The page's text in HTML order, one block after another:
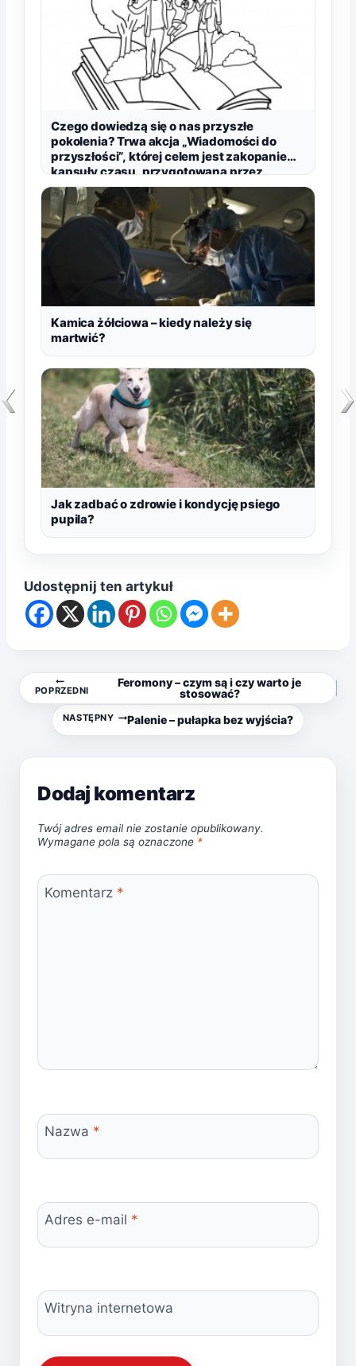
Czego dowiedzą się o nas przyszłe
pokolenia? Trwa akcja „Wiadomości do
przyszłości”, której celem jest zakopanie
kapsuły czasu, przygotowana przez
Papiery POL.
Kamica żółciowa – kiedy należy się
martwić?
Jak zadbać o zdrowie i kondycję psiego
pupila?
Udostępnij ten artykuł
Nawigacja
wpisu
POPRZEDNI
Feromony – czym są i czy warto je
stosować?
NASTĘPNY Palenie – pułapka bez wyjścia?
Dodaj komentarz
Twój adres email nie zostanie opublikowany.
Wymagane pola są oznaczone *
Komentarz *
Nazwa *
Adres e-mail *
Witryna internetowa